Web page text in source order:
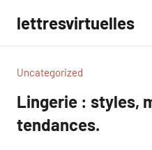
contenu
lettresvirtuelles
Uncategorized
Lingerie : styles,
tendances.